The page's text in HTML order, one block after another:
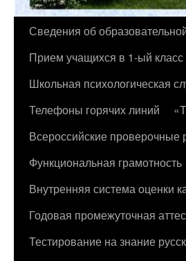
Перейти
содержимому
Сведения об
Прием учащихся в 1-ый
Школьная психологическая
Телефоны горячих линий
Всероссийские проверочные
Функциональная грамотность
Внутренняя система оценки
Годовая промежуточная
Тестирование на знание